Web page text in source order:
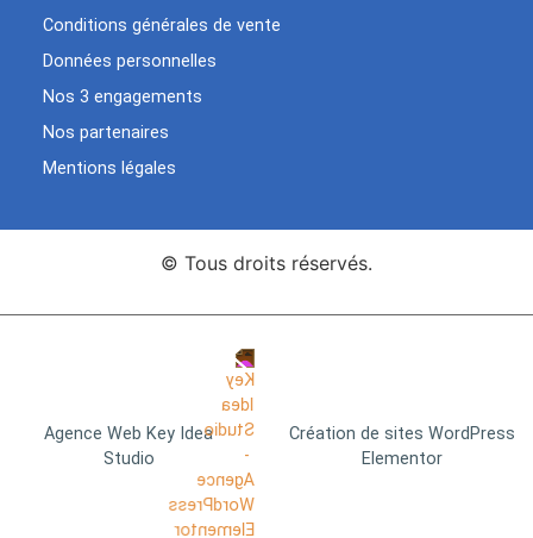
Conditions générales de vente
Données personnelles
Nos 3 engagements
Nos partenaires
Mentions légales
© Tous droits réservés.
Agence Web Key Idea
Studio
Création de sites WordPress
Elementor